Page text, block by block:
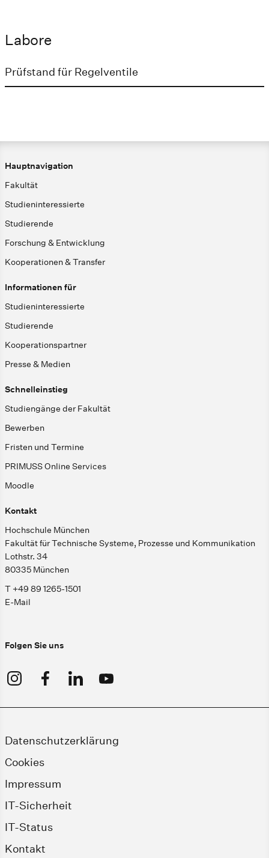
Labore
Prüfstand für Regelventile
Hauptnavigation
Fakultät
Studieninteressierte
Studierende
Forschung & Entwicklung
Kooperationen & Transfer
Informationen für
Studieninteressierte
Studierende
Kooperationspartner
Presse & Medien
Schnelleinstieg
Studiengänge der Fakultät
Bewerben
Fristen und Termine
PRIMUSS Online Services
Moodle
Kontakt
Hochschule München
Fakultät für Technische Systeme, Prozesse und Kommunikation
Lothstr. 34
80335 München
T +49 89 1265-1501
E-Mail
Folgen Sie uns
Datenschutzerklärung
Cookies
Impressum
IT-Sicherheit
IT-Status
Kontakt